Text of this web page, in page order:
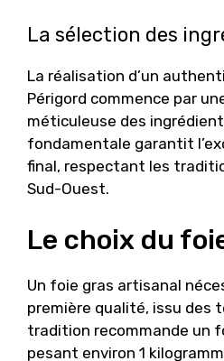
La sélection des
La réalisation d’un
Périgord commence par
méticuleuse des
fondamentale garantit
final, respectant les
Sud-Ouest.
Le choix du
Un foie gras artisanal
première qualité, issu des
tradition recommande un
pesant environ 1